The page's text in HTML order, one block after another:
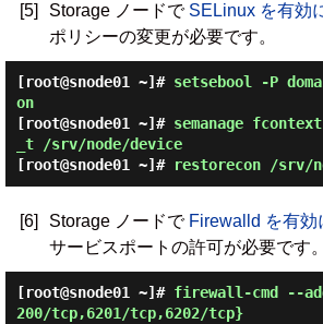
[5] Storage ノードで SELinux を有効
ポリシーの変更が必要です。
[root@snode01 ~]# setsebool -P
on
[root@snode01 ~]# semanage
_t /srv/node/device
[root@snode01 ~]# restorecon /srv/
[6] Storage ノードで Firewalld を有
サービスポートの許可が必要です。
[root@snode01 ~]# firewall-cmd --
200/tcp,6201/tcp,6202/tcp}